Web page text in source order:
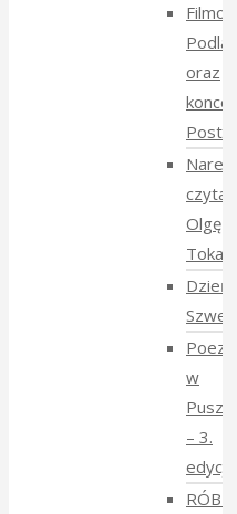
Filmowe
oraz
koncert
czyta
Olgę
Dzień
Poezja
w
Puszczy
– 3.
edycja
RÓBMY